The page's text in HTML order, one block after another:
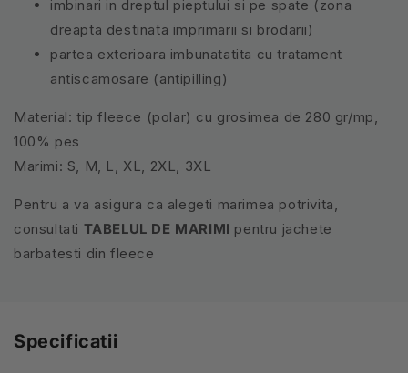
imbinari in dreptul pieptului si pe spate (zona
dreapta destinata imprimarii si brodarii)
partea exterioara imbunatatita cu tratament
antiscamosare (antipilling)
Material: tip fleece (polar) cu grosimea de 280 gr/mp,
100% pes
Marimi: S, M, L, XL, 2XL, 3XL
Pentru a va asigura ca alegeti marimea potrivita,
consultati TABELUL DE MARIMI pentru jachete
barbatesti din fleece
Specificatii